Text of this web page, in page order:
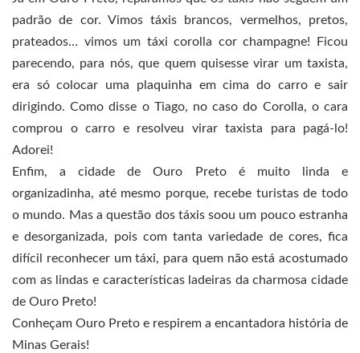
padrão de cor. Vimos táxis brancos, vermelhos, pretos,
prateados… vimos um táxi corolla cor champagne! Ficou
parecendo, para nós, que quem quisesse virar um taxista,
era só colocar uma plaquinha em cima do carro e sair
dirigindo. Como disse o Tiago, no caso do Corolla, o cara
comprou o carro e resolveu virar taxista para pagá-lo!
Adorei!
Enfim, a cidade de Ouro Preto é muito linda e
organizadinha, até mesmo porque, recebe turistas de todo
o mundo. Mas a questão dos táxis soou um pouco estranha
e desorganizada, pois com tanta variedade de cores, fica
difícil reconhecer um táxi, para quem não está acostumado
com as lindas e características ladeiras da charmosa cidade
de Ouro Preto!
Conheçam Ouro Preto e respirem a encantadora história de
Minas Gerais!